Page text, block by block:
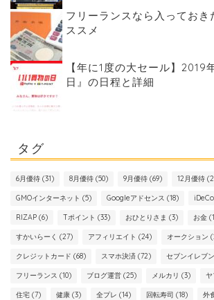
フリーランスなら入っておき
ススメ
【年に1度の大セール】2019
日』の日程と詳細
タグ
6月優待 (31) 8月優待 (50) 9月優待 (69) 12月優待
GMOインターネット (5) Googleアドセンス (18) iDeCo
RIZAP (6) Tポイント (33) おひとりさま (3) お金
すかいらーく (27) アフィリエイト (24) オークション
クレジットカード (68) スマホ決済 (72) セブンイレブン
フリーランス (10) ブログ運営 (25) メルカリ (3) ヤ
住宅 (7) 健康 (3) 全プレ (14) 回転寿司 (18) 外